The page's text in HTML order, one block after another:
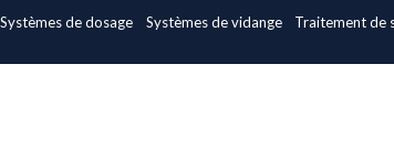
Systèmes de dosage Systèmes de vidange Traitement de